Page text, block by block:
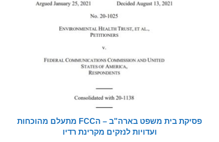
פסיקת בית משפט בארה"ב – הFCC מתעלם מהוכחות
ועדויות לנזקים מקרינת רדיו